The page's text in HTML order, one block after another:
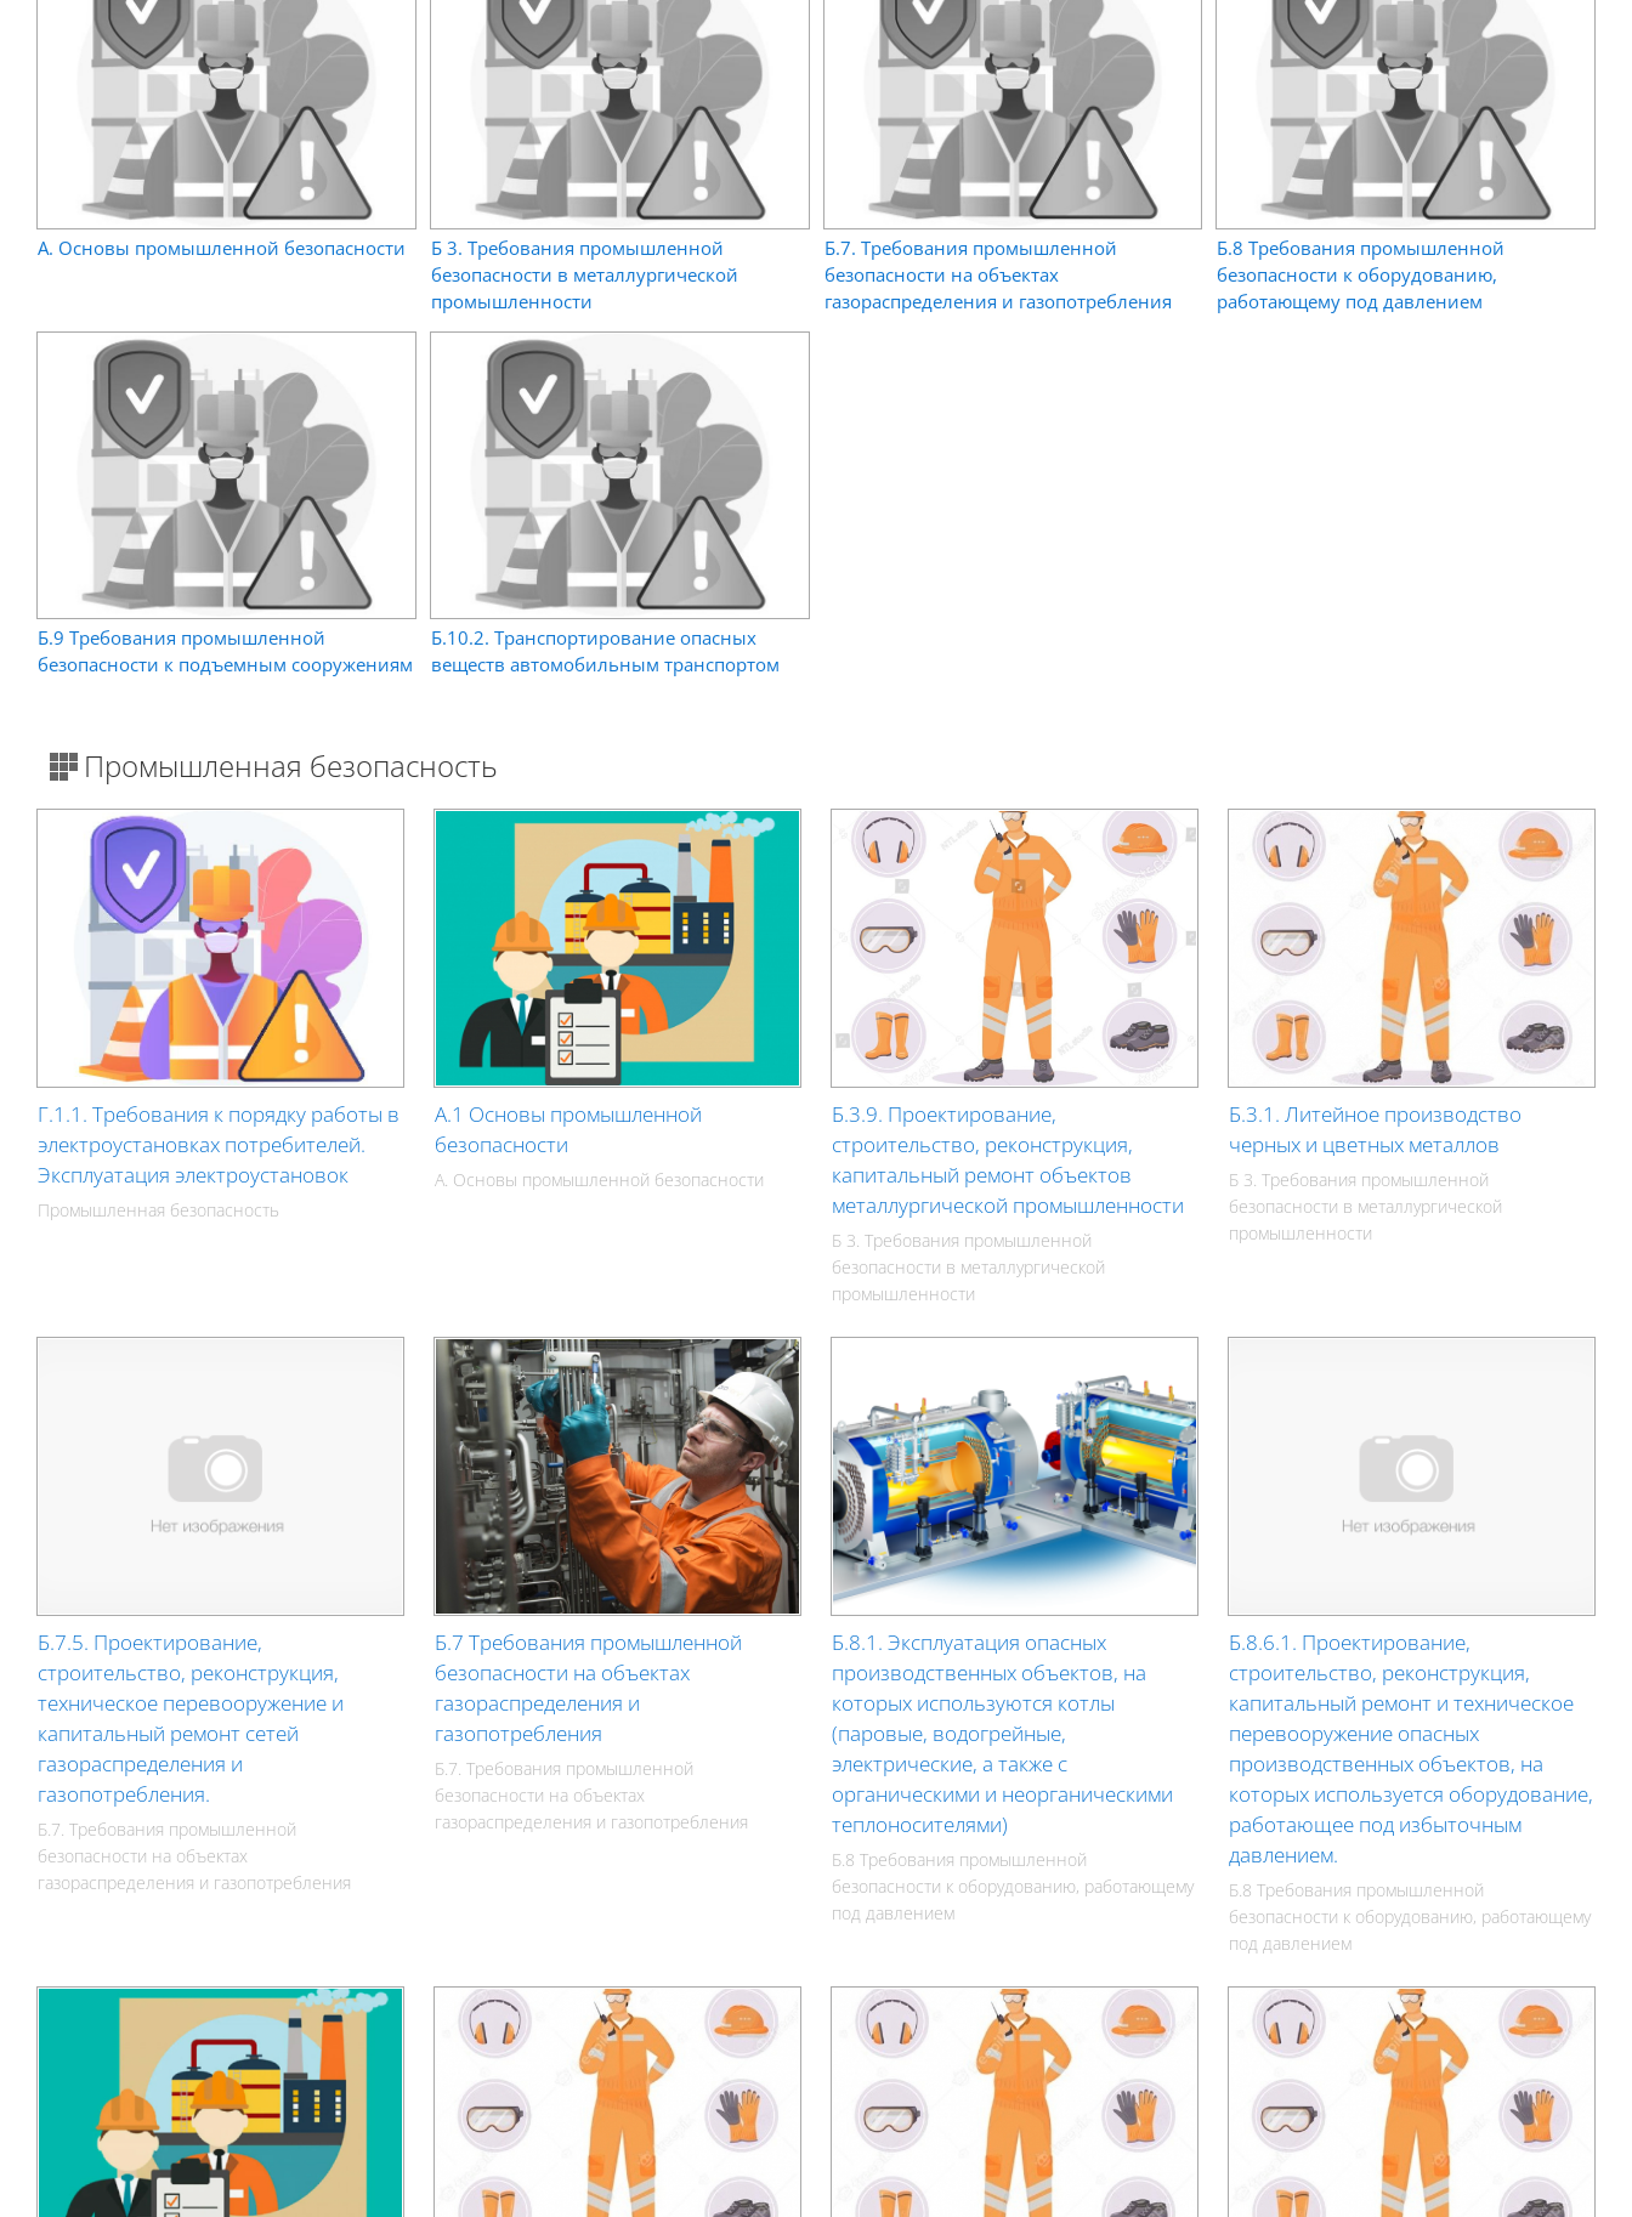
А. Основы промышленной безопасности
Б 3. Требования промышленной
безопасности в металлургической
промышленности
Б.7. Требования промышленной
безопасности на объектах
газораспределения и газопотребления
Б.8 Требования промышленной
безопасности к оборудованию,
работающему под давлением
Б.9 Требования промышленной
безопасности к подъемным сооружениям
Б.10.2. Транспортирование опасных
веществ автомобильным транспортом
Промышленная безопасность
Г.1.1. Требования к порядку работы в
электроустановках потребителей.
Эксплуатация электроустановок
Промышленная безопасность
А.1 Основы промышленной
безопасности
А. Основы промышленной безопасности
Б.3.9. Проектирование,
строительство, реконструкция,
капитальный ремонт объектов
металлургической промышленности
Б 3. Требования промышленной
безопасности в металлургической
промышленности
Б.3.1. Литейное производство
черных и цветных металлов
Б 3. Требования промышленной
безопасности в металлургической
промышленности
Б.7.5. Проектирование,
строительство, реконструкция,
техническое перевооружение и
капитальный ремонт сетей
газораспределения и
газопотребления.
Б.7. Требования промышленной
безопасности на объектах
газораспределения и газопотребления
Б.7 Требования промышленной
безопасности на объектах
газораспределения и
газопотребления
Б.7. Требования промышленной
безопасности на объектах
газораспределения и газопотребления
Б.8.1. Эксплуатация опасных
производственных объектов, на
которых используются котлы
(паровые, водогрейные,
электрические, а также с
органическими и неорганическими
теплоносителями)
Б.8 Требования промышленной
безопасности к оборудованию, работающему
под давлением
Б.8.6.1. Проектирование,
строительство, реконструкция,
капитальный ремонт и техническое
перевооружение опасных
производственных объектов, на
которых используется оборудование,
работающее под избыточным
давлением.
Б.8 Требования промышленной
безопасности к оборудованию, работающему
под давлением